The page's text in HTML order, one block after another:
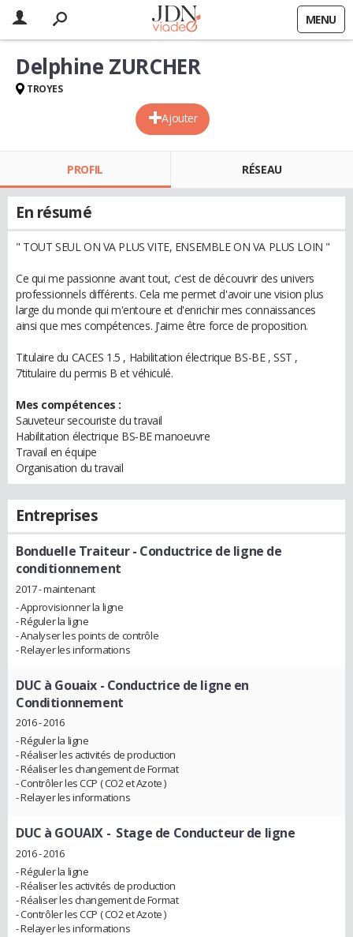
MENU
Ajouter
Delphine ZURCHER
TROYES
PROFIL RÉSEAU
En résumé
" TOUT SEUL ON VA PLUS VITE, ENSEMBLE ON VA PLUS LOIN "
Ce qui me passionne avant tout, c'est de découvrir des univers
professionnels différents. Cela me permet d'avoir une vision plus
large du monde qui m'entoure et d'enrichir mes connaissances
ainsi que mes compétences. J'aime être force de proposition.
Titulaire du CACES 1.5 , Habilitation électrique BS-BE , SST ,
7titulaire du permis B et véhiculé.
Mes compétences :
Sauveteur secouriste du travail
Habilitation électrique BS-BE manoeuvre
Travail en équipe
Organisation du travail
Entreprises
Bonduelle Traiteur- Conductrice de ligne de
conditionnement
2017 - maintenant
- Approvisionner la ligne
- Réguler la ligne
- Analyser les points de contrôle
- Relayer les informations
DUC à Gouaix- Conductrice de ligne en
Conditionnement
2016 - 2016
- Réguler la ligne
- Réaliser les activités de production
- Réaliser les changement de Format
- Contrôler les CCP ( CO2 et Azote )
- Relayer les informations
DUC à GOUAIX- Stage de Conducteur de ligne
2016 - 2016
- Réguler la ligne
- Réaliser les activités de production
- Réaliser les changement de Format
- Contrôler les CCP ( CO2 et Azote )
- Relayer les informations